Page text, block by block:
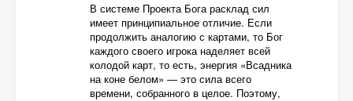
В системе Проекта Бога расклад сил
имеет принципиальное отличие. Если
продолжить аналогию с картами, то Бог
каждого своего игрока наделяет всей
колодой карт, то есть, энергия «Всадника
на коне белом» — это сила всего
времени, собранного в целое. Поэтому,